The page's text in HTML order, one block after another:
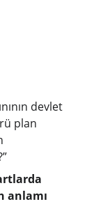
devlet
plan
anlamı